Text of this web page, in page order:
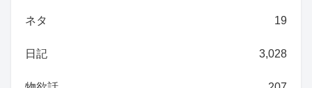
ネタ 19
日記 3,028